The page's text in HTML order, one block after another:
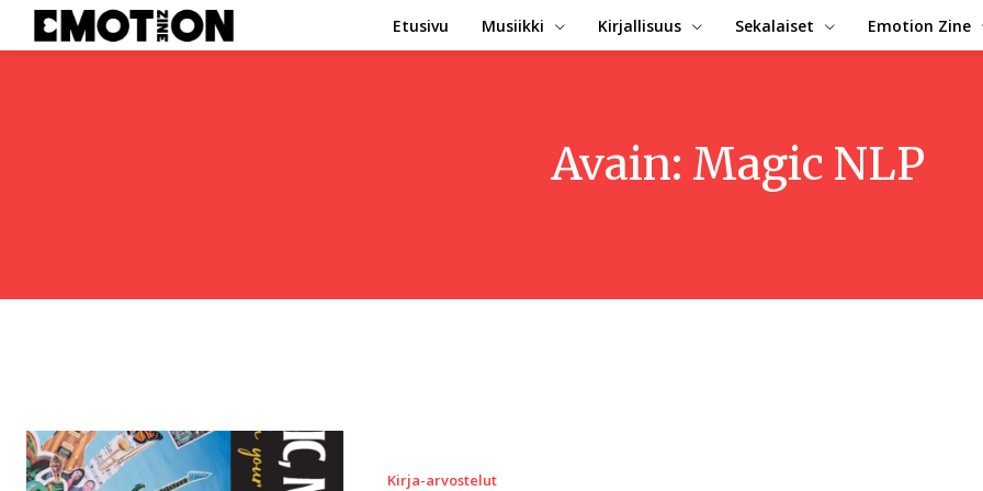
Etusivu Musiikki Kirjallisuus Sekalaiset Emotion Zine
Avain: Magic NLP
Kirja-arvostelut